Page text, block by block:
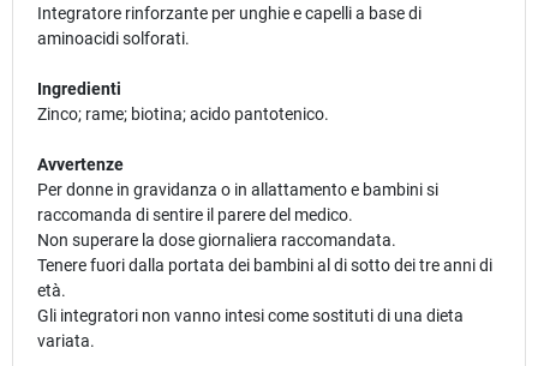
Integratore rinforzante per unghie e capelli a base di
aminoacidi solforati.
Ingredienti
Zinco; rame; biotina; acido pantotenico.
Avvertenze
Per donne in gravidanza o in allattamento e bambini si
raccomanda di sentire il parere del medico.
Non superare la dose giornaliera raccomandata.
Tenere fuori dalla portata dei bambini al di sotto dei tre anni di
età.
Gli integratori non vanno intesi come sostituti di una dieta
variata.